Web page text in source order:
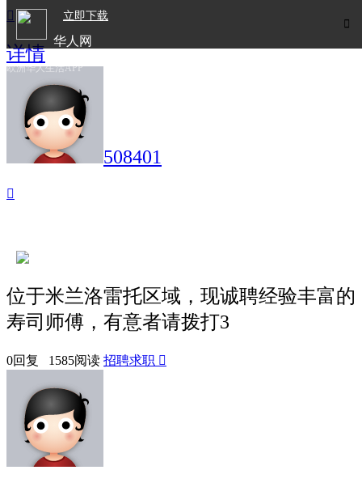

立即下载
华人网
欧洲华人生活APP

详情
508401

位于米兰洛雷托区域，现诚聘经验丰富的
寿司师傅，有意者请拨打3
0回复 1585阅读 招聘求职 